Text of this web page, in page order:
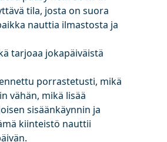
tila, josta on suora
nauttia ilmastosta ja
tarjoaa jokapäiväistä
porrastetusti, mikä
vähän, mikä lisää
sisäänkäynnin ja
kiinteistö nauttii